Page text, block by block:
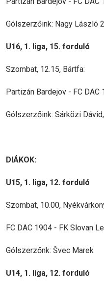
Gólszerzőink: Nagy László
U16, 1. liga, 15. forduló
Szombat, 12.15, Bártfa:
Partizán Bardejov - FC DAC
Gólszerzőink: Sárközi
DIÁKOK:
U15, 1. liga, 12. forduló
Szombat, 10.00,
FC DAC 1904 - FK Slovan
Gólszerzőnk: Švec Marek
U14, 1. liga, 12. forduló